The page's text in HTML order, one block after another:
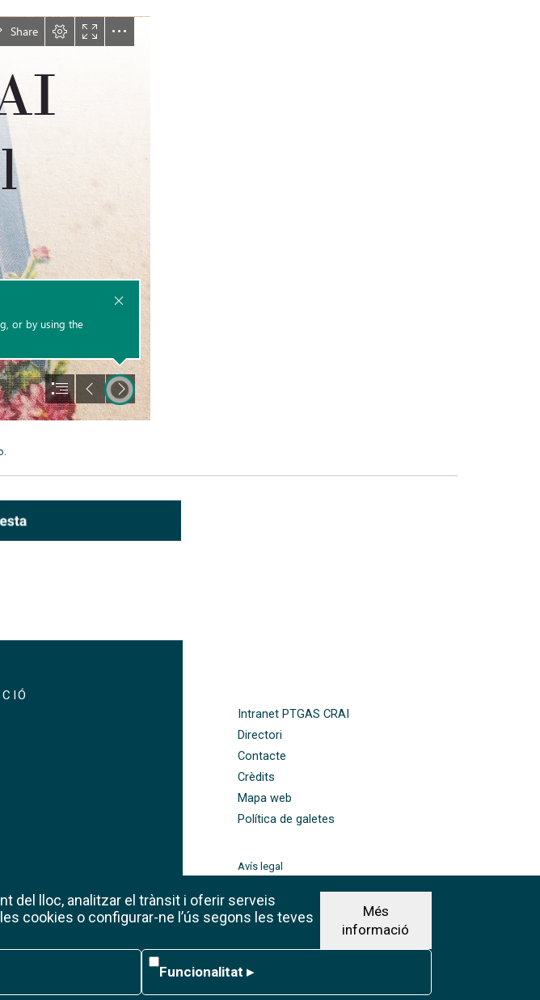
Intranet PTGAS CRAI
Directori
Contacte
Crèdits
Mapa web
Política de galetes
Avís legal
Barcelona
Creative Commons 4.0
del lloc, analitzar el trànsit i oferir serveis
cookies o configurar-ne l’ús segons les teves
Més
informació
Funcionalitat
Funcionalitat▸